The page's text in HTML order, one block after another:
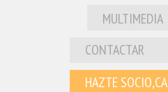
MULTIMEDIA
CONTACTAR
HAZTE SOCIO,CA